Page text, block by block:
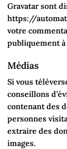
Gravatar sont
https://
votre
publiquement
Médias
Si vous
conseillons
contenant des
personnes
extraire des
images.